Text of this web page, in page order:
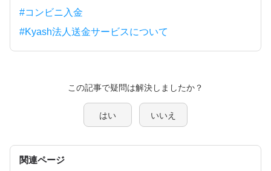
#コンビニ入金
#Kyash法人送金サービスについて
この記事で疑問は解決しましたか？
はい いいえ
関連ページ